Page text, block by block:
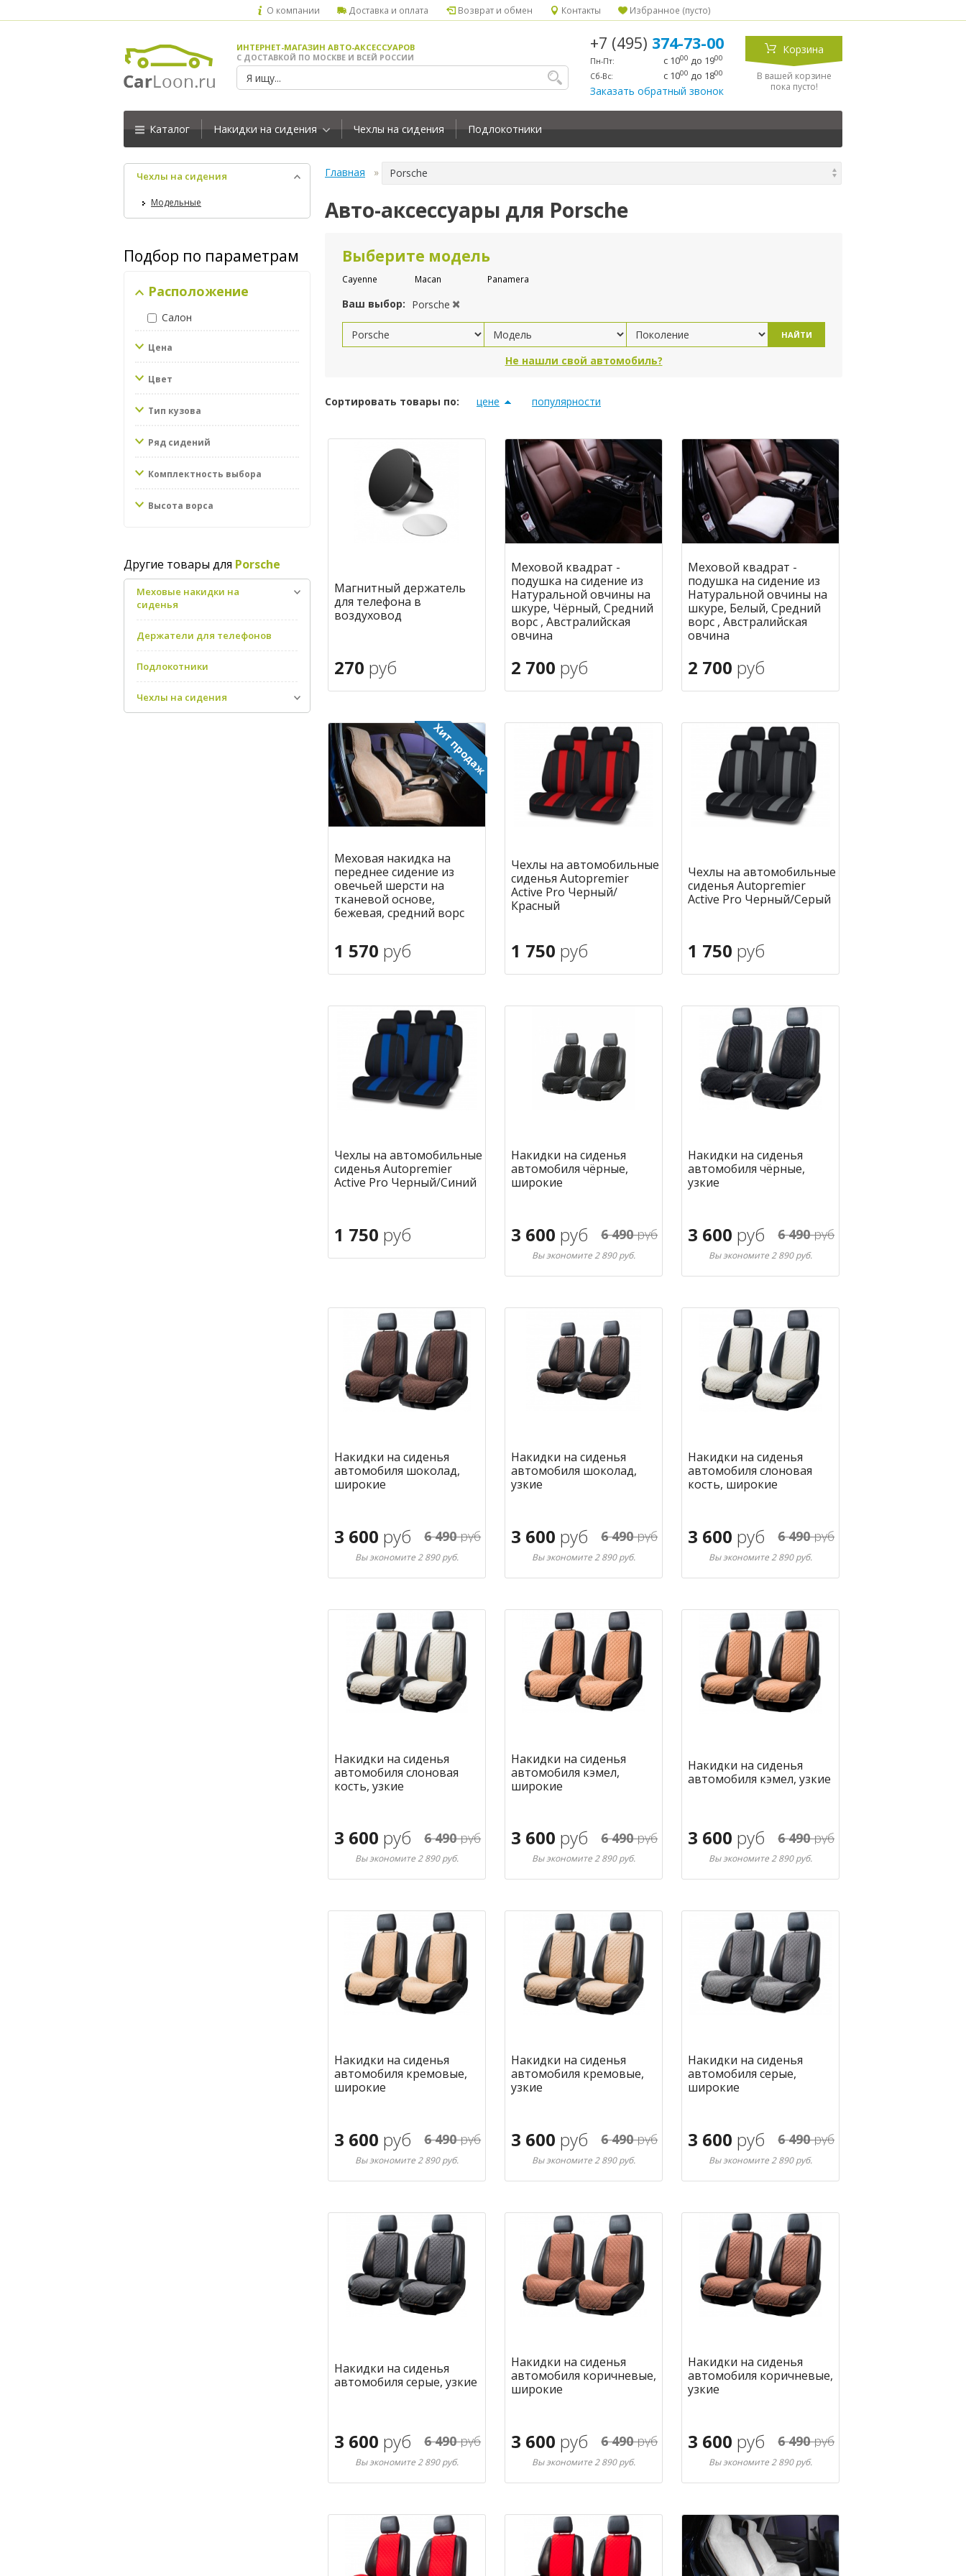
О компании Доставка и оплата Возврат и обмен Контакты Избранное (пусто)
ИНТЕРНЕТ-МАГАЗИН АВТО-АКСЕССУАРОВ
С ДОСТАВКОЙ ПО МОСКВЕ И ВСЕЙ РОССИИ
+7 (495) 374-73-00
Пн-Пт: с 1000 до 1900
Сб-Вс: с 1000 до 1800
Заказать обратный звонок
Корзина
В вашей корзине
пока пусто!
Каталог Накидки на сидения Чехлы на сидения Подлокотники
Чехлы на сидения
Модельные
Подбор по параметрам
Расположение
Салон
Цена
Цвет
Тип кузова
Ряд сидений
Комплектность выбора
Высота ворса
Другие товары для Porsche
Меховые накидки на
сиденья
Держатели для телефонов
Подлокотники
Чехлы на сидения
Главная Porsche
Авто-аксессуары для Porsche
Выберите модель
Cayenne Macan Panamera
Ваш выбор: Porsche
НАЙТИ
Не нашли свой автомобиль?
Сортировать товары по: цене популярности
Магнитный держатель
для телефона в
воздуховод
270 руб
В корзину
Меховой квадрат -
подушка на сидение из
Натуральной овчины на
шкуре, Чёрный, Средний
ворс , Австралийская
овчина
2 700 руб
В корзину
Меховой квадрат -
подушка на сидение из
Натуральной овчины на
шкуре, Белый, Средний
ворс , Австралийская
овчина
2 700 руб
В корзину
Меховая накидка на
переднее сидение из
овечьей шерсти на
тканевой основе,
бежевая, средний ворс
1 570 руб
Чехлы на автомобильные
сиденья Autopremier
Active Pro Черный/
Красный
1 750 руб
Чехлы на автомобильные
сиденья Autopremier
Active Pro Черный/Серый
1 750 руб
Чехлы на автомобильные
сиденья Autopremier
Active Pro Черный/Синий
1 750 руб
Накидки на сиденья
автомобиля чёрные,
широкие
3 600 руб 6 490руб
Вы экономите 2 890 руб.
Накидки на сиденья
автомобиля чёрные,
узкие
3 600 руб 6 490руб
Вы экономите 2 890 руб.
Накидки на сиденья
автомобиля шоколад,
широкие
3 600 руб 6 490руб
Вы экономите 2 890 руб.
В корзину
Накидки на сиденья
автомобиля шоколад,
узкие
3 600 руб 6 490руб
Вы экономите 2 890 руб.
В корзину
Накидки на сиденья
автомобиля слоновая
кость, широкие
3 600 руб 6 490руб
Вы экономите 2 890 руб.
В корзину
Накидки на сиденья
автомобиля слоновая
кость, узкие
3 600 руб 6 490руб
Вы экономите 2 890 руб.
Накидки на сиденья
автомобиля кэмел,
широкие
3 600 руб 6 490руб
Вы экономите 2 890 руб.
Накидки на сиденья
автомобиля кэмел, узкие
3 600 руб 6 490руб
Вы экономите 2 890 руб.
Накидки на сиденья
автомобиля кремовые,
широкие
3 600 руб 6 490руб
Вы экономите 2 890 руб.
Накидки на сиденья
автомобиля кремовые,
узкие
3 600 руб 6 490руб
Вы экономите 2 890 руб.
Накидки на сиденья
автомобиля серые,
широкие
3 600 руб 6 490руб
Вы экономите 2 890 руб.
Накидки на сиденья
автомобиля серые, узкие
3 600 руб 6 490руб
Вы экономите 2 890 руб.
В корзину
Накидки на сиденья
автомобиля коричневые,
широкие
3 600 руб 6 490руб
Вы экономите 2 890 руб.
В корзину
Накидки на сиденья
автомобиля коричневые,
узкие
3 600 руб 6 490руб
Вы экономите 2 890 руб.
В корзину